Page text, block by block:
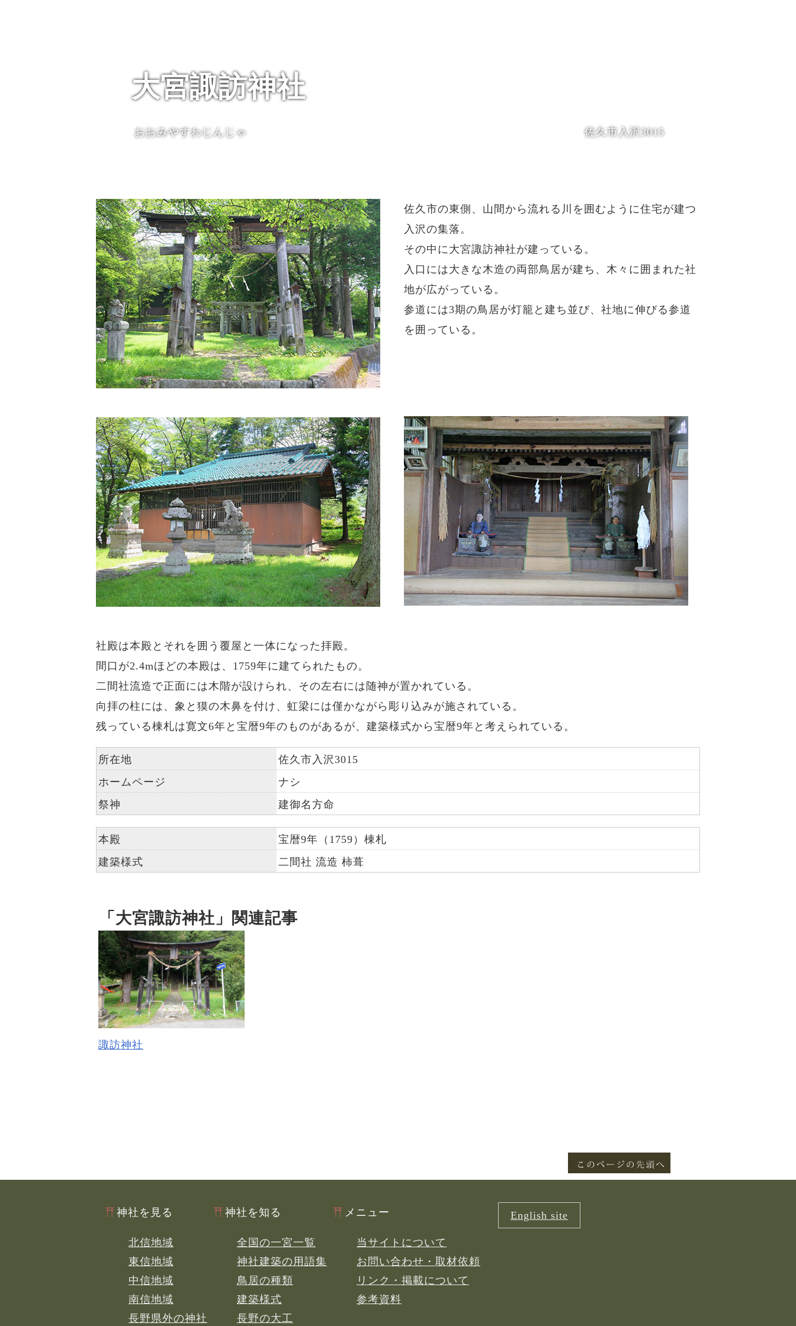
大宮諏訪神社
おおみやすわじんじゃ 佐久市入沢3015
佐久市の東側、山間から流れる川を囲むように住宅が建つ
入沢の集落。
その中に大宮諏訪神社が建っている。
入口には大きな木造の両部鳥居が建ち、木々に囲まれた社
地が広がっている。
参道には3期の鳥居が灯籠と建ち並び、社地に伸びる参道
を囲っている。
社殿は本殿とそれを囲う覆屋と一体になった拝殿。
間口が2.4mほどの本殿は、1759年に建てられたもの。
二間社流造で正面には木階が設けられ、その左右には随神が置かれている。
向拝の柱には、象と獏の木鼻を付け、虹梁には僅かながら彫り込みが施されている。
残っている棟札は寛文6年と宝暦9年のものがあるが、建築様式から宝暦9年と考えられている。
所在地
佐久市入沢3015
ホームページ
ナシ
祭神
建御名方命
本殿
宝暦9年（1759）棟札
建築様式
二間社 流造 柿葺
「大宮諏訪神社」関連記事
諏訪神社
神社を見る
北信地域
東信地域
中信地域
南信地域
長野県外の神社
神社を知る
全国の一宮一覧
神社建築の用語集
鳥居の種類
建築様式
長野の大工
メニュー
当サイトについて
お問い合わせ・取材依頼
リンク・掲載について
参考資料
English site